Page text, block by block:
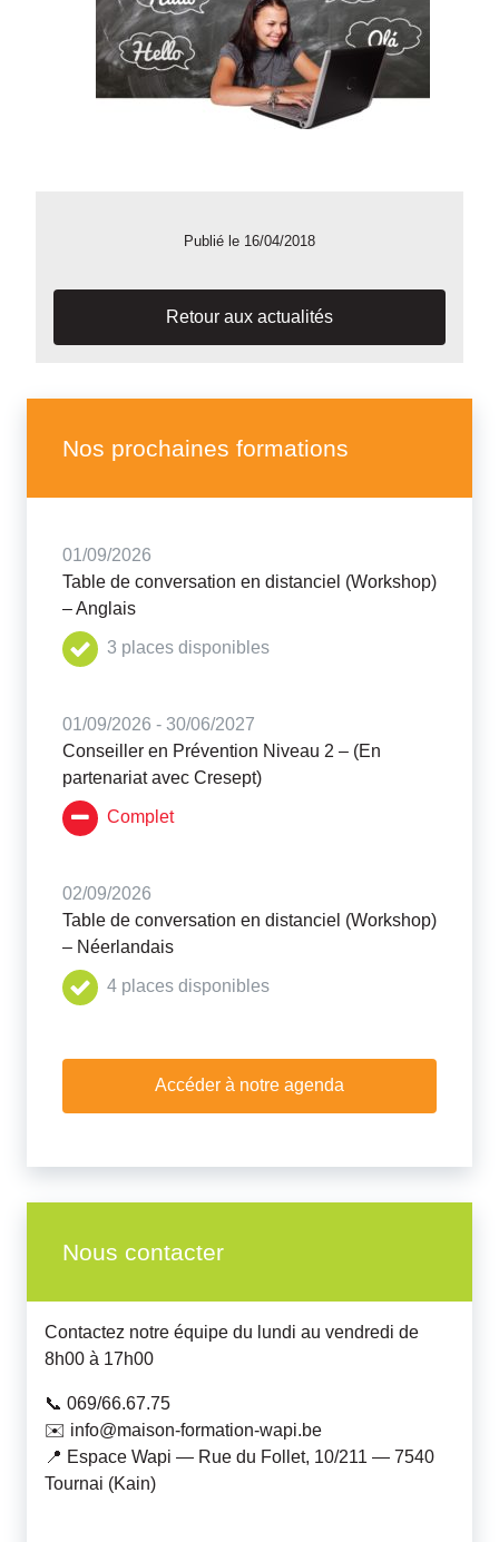
Publié le 16/04/2018
Retour aux actualités
Nos prochaines formations
01/09/2026
Table de conversation en distanciel (Workshop)
– Anglais
3 places disponibles
01/09/2026 - 30/06/2027
Conseiller en Prévention Niveau 2 – (En
partenariat avec Cresept)
Complet
02/09/2026
Table de conversation en distanciel (Workshop)
– Néerlandais
4 places disponibles
Accéder à notre agenda
Nous contacter
Contactez notre équipe du lundi au vendredi de
8h00 à 17h00
📞 069/66.67.75
✉️ info@maison-formation-wapi.be
📍 Espace Wapi — Rue du Follet, 10/211 — 7540
Tournai (Kain)